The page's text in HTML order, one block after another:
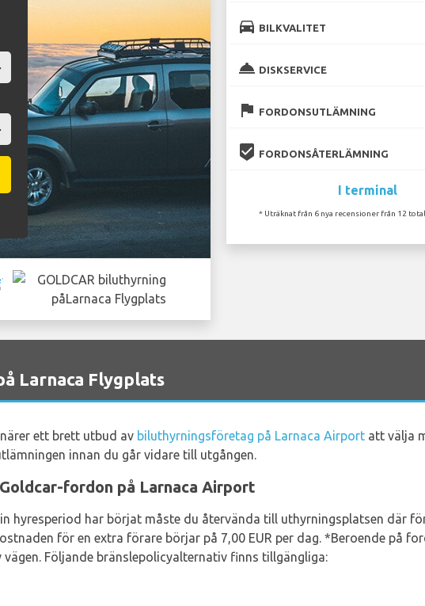
directions_car BILKVALITET
room_service DISKSERVICE
flag FORDONSUTLÄMNING
beenhere FORDONSÅTERLÄMNING
I terminal
* Uträknat från 6 nya recensioner från 12
Larnaca Flygplats
ett brett utbud av biluthyrningsföretag på Larnaca Airport att välja
innan du går vidare till utgången.
fordon på Larnaca Airport
hyresperiod har börjat måste du återvända till uthyrningsplatsen där
för en extra förare börjar på 7,00 EUR per dag. *Beroende på
Följande bränslepolicyalternativ finns tillgängliga: